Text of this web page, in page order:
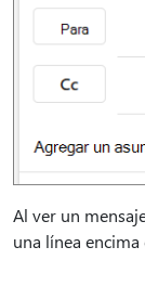
Al ver un
una línea encima